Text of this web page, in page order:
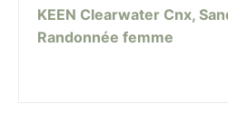
KEEN Clearwater Cnx,
Randonnée femme